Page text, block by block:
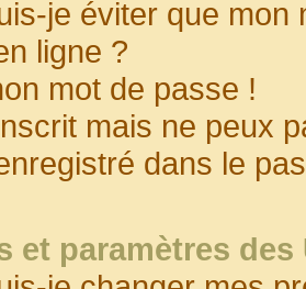
je éviter que
ligne ?
mot de passe !
mais ne peux
dans le
et paramètres